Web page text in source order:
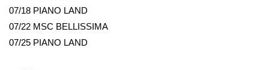
07/18 PIANO LAND
07/22 MSC BELLISSIMA
07/25 PIANO LAND